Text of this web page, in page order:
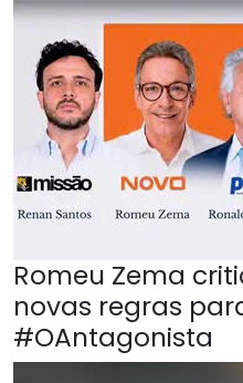
Romeu Zema
novas regras
#OAntagonista